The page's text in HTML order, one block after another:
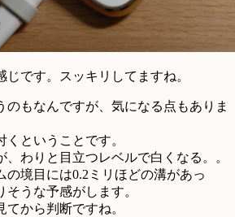
です。スッキリしてますね。
のもなんですが、気になる点もありま
ということです。
、わりと目立つレベルで白くなる。。
の境目には0.2ミリほどの溝があっ
うな予感がします。
から判断ですね。